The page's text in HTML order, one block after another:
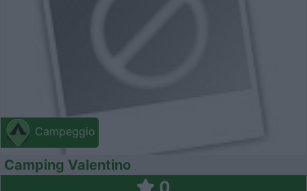
Campeggio
Camping Valentino